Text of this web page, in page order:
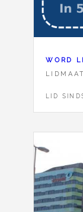
WORD
LID